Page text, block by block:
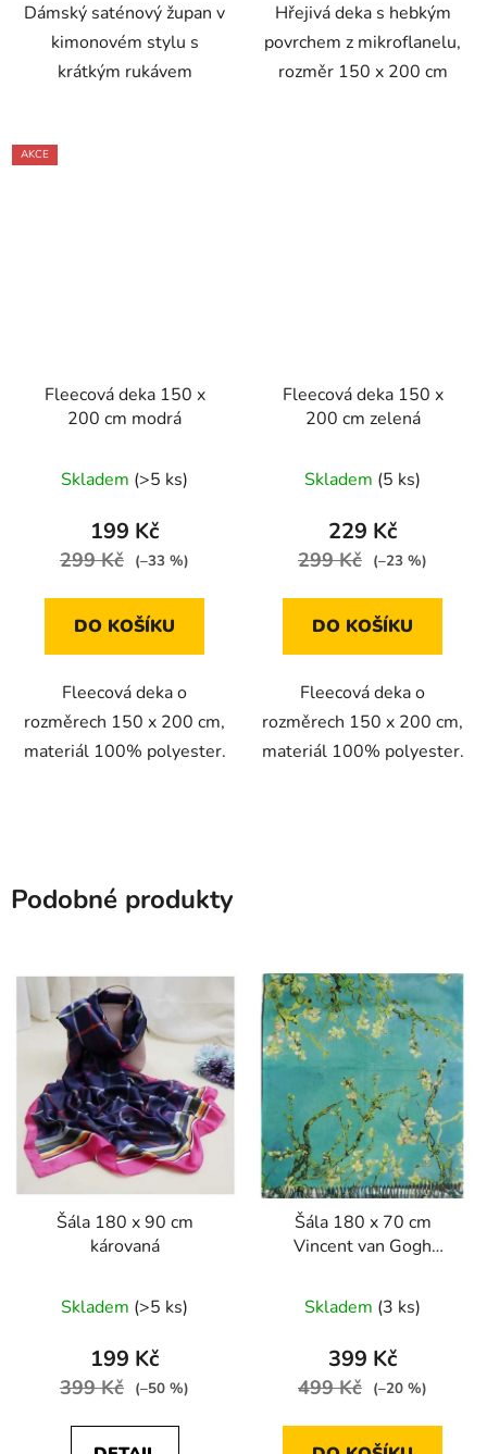
Dámský saténový župan v
kimonovém stylu s
krátkým rukávem
Hřejivá deka s hebkým
povrchem z mikroflanelu,
rozměr 150 x 200 cm
AKCE
Fleecová deka 150 x
200 cm modrá
Skladem (>5 ks)
199 Kč
299 Kč (–33 %)
DO KOŠÍKU
Fleecová deka o
rozměrech 150 x 200 cm,
materiál 100% polyester.
Fleecová deka 150 x
200 cm zelená
Skladem (5 ks)
229 Kč
299 Kč (–23 %)
DO KOŠÍKU
Fleecová deka o
rozměrech 150 x 200 cm,
materiál 100% polyester.
Podobné produkty
Šála 180 x 90 cm
károvaná
Skladem (>5 ks)
199 Kč
399 Kč (–50 %)
Šála 180 x 70 cm
Vincent van Gogh
Skladem (3 ks)
399 Kč
499 Kč (–20 %)